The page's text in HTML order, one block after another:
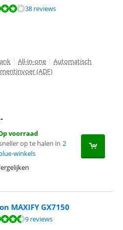
op 38 reviews.
38 reviews
| All-in-one | Automatisch
(ADF)
voorraad
op te halen in 2
winkels
MAXIFY GX7150
op 9 reviews.
9 reviews